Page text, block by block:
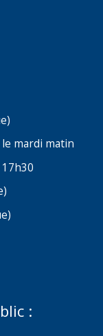
mardi matin
: